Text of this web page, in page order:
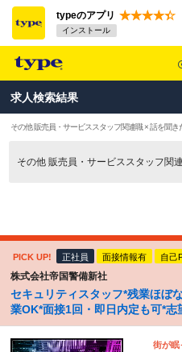
typeのアプリ
インストール
求人検索結果
その他 販売員・サービススタッフ関連職 × 話を聞
その他 販売員・サービススタッフ関
PICK UP! 正社員 面接情報有 自己
株式会社帝国警備新社
セキュリティスタッフ*残業ほぼ
業OK*面接1回・即日内定も可*志
街が眠